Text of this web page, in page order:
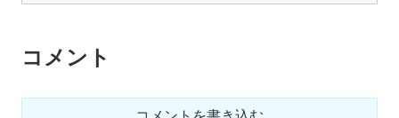
コメント